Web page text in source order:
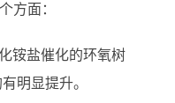
方面：
铵盐催化的环氧树
明显提升。